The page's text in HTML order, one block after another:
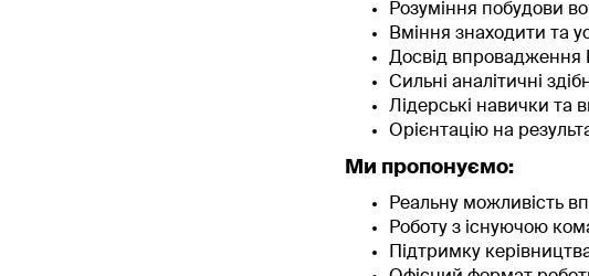
Розуміння побудови
Вміння знаходити та
Досвід впровадження
Сильні аналітичні
Лідерські навички та
Орієнтацію на
Ми пропонуємо:
Реальну можливість
Роботу з існуючою
Підтримку